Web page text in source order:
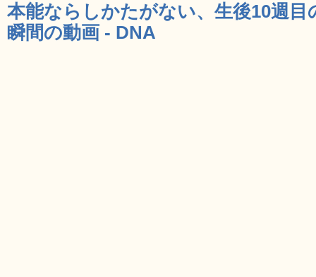
本能ならしかたがない、生後10週目
瞬間の動画 - DNA